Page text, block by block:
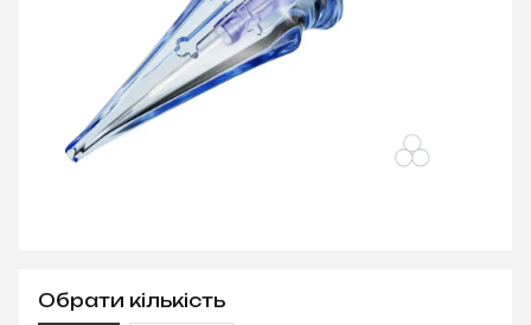
Обрати кількість